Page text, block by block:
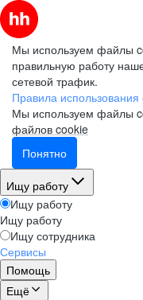
Мы используем файлы
правильную работу
сетевой трафик.
Правила
Мы используем файлы
файлов cookie
Понятно
Ищу работу
Ищу работу
Ищу работу
Ищу сотрудника
Сервисы
Помощь
Ещё